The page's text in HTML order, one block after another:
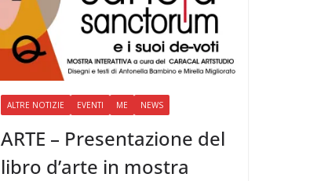
ALTRE NOTIZIE EVENTI ME NEWS
ARTE – Presentazione del
libro d’arte in mostra